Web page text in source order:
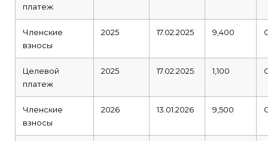
платеж
Членские
взносы
2025 17.02.2025 9,400
Целевой
платеж
2025 17.02.2025 1,100
Членские
взносы
2026 13.01.2026 9,500